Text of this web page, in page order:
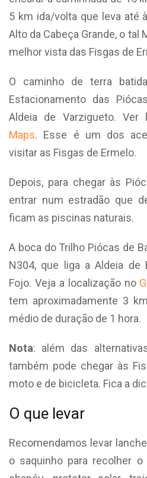
5 km ida/volta que leva até
Alto da Cabeça Grande, o tal
melhor vista das Fisgas de
O caminho de terra
Estacionamento das
Aldeia de Varzigueto. Ver
Maps. Esse é um dos
visitar as Fisgas de Ermelo.
Depois, para chegar às
entrar num estradão que
ficam as piscinas naturais.
A boca do Trilho Piócas de
N304, que liga a Aldeia de
Fojo. Veja a localização no
tem aproximadamente 3
médio de duração de 1 hora.
Nota: além das
também pode chegar às
moto e de bicicleta. Fica a
O que levar
Recomendamos levar
o saquinho para recolher